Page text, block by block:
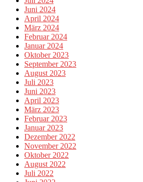
Juni 2024
April 2024
März 2024
Februar 2024
Januar 2024
Oktober 2023
September 2023
August 2023
Juli 2023
Juni 2023
April 2023
März 2023
Februar 2023
Januar 2023
Dezember 2022
November 2022
Oktober 2022
August 2022
Juli 2022